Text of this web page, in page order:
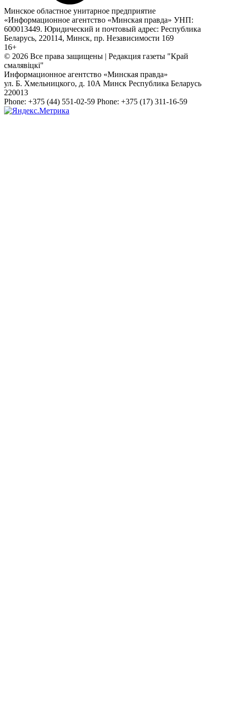
Минское областное унитарное предприятие
«Информационное агентство «Минская правда» УНП:
600013449. Юридический и почтовый адрес: Республика
Беларусь, 220114, Минск, пр. Независимости 169
16+
© 2026 Все права защищены | Редакция газеты "Край
смалявiцкi"
Информационное агентство «Минская правда»
ул. Б. Хмельницкого, д. 10А Минск Республика Беларусь
220013
Phone: +375 (44) 551-02-59 Phone: +375 (17) 311-16-59